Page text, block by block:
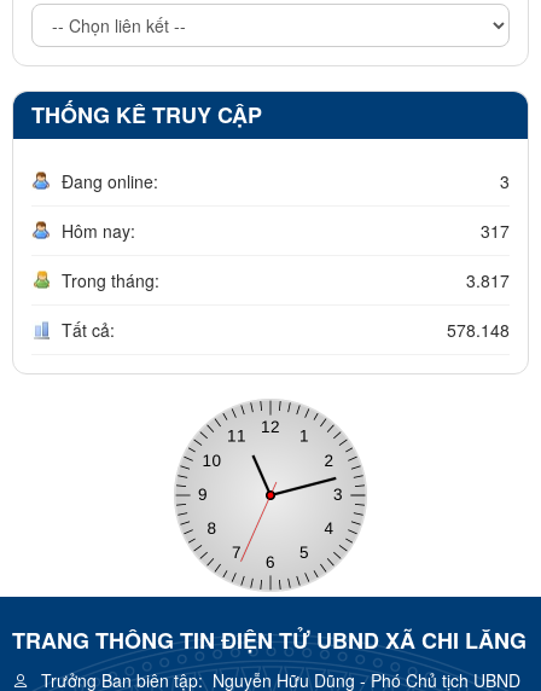
THỐNG KÊ TRUY CẬP
Đang online: 3
Hôm nay: 317
Trong tháng: 3.817
Tất cả: 578.148
TRANG THÔNG TIN ĐIỆN TỬ UBND XÃ CHI LĂNG
Trưởng Ban biên tập:Nguyễn Hữu Dũng - Phó Chủ tịch UBND